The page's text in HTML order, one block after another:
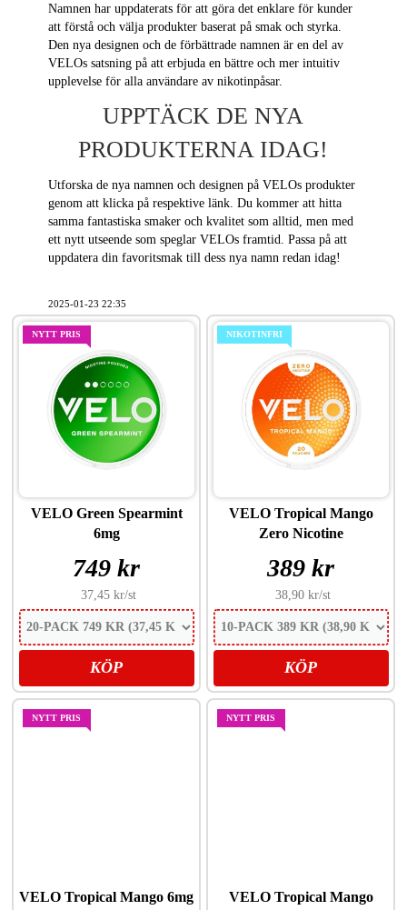
Namnen har uppdaterats för att göra det enklare för kunder
att förstå och välja produkter baserat på smak och styrka.
Den nya designen och de förbättrade namnen är en del av
VELOs satsning på att erbjuda en bättre och mer intuitiv
upplevelse för alla användare av nikotinpåsar.
UPPTÄCK DE NYA
PRODUKTERNA IDAG!
Utforska de nya namnen och designen på VELOs produkter
genom att klicka på respektive länk. Du kommer att hitta
samma fantastiska smaker och kvalitet som alltid, men med
ett nytt utseende som speglar VELOs framtid. Passa på att
uppdatera din favoritsmak till dess nya namn redan idag!
2025-01-23 22:35
NYTT PRIS
VELO Green Spearmint
6mg
749 kr
37,45 kr/st
KÖP
NIKOTINFRI
VELO Tropical Mango
Zero Nicotine
389 kr
38,90 kr/st
KÖP
NYTT PRIS
VELO Tropical Mango 6mg
NYTT PRIS
VELO Tropical Mango